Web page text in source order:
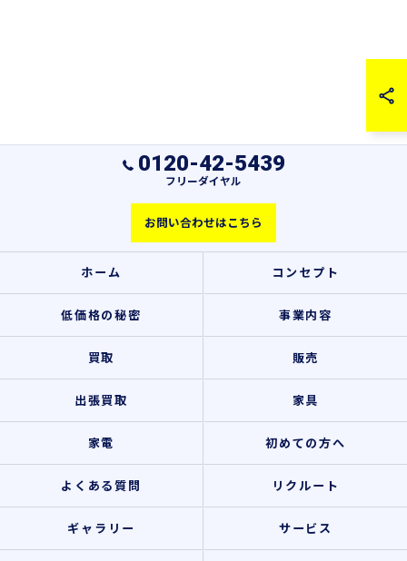
0120-42-5439
フリーダイヤル
お問い合わせはこちら
ホーム コンセプト
低価格の秘密 事業内容
買取 販売
出張買取 家具
家電 初めての方へ
よくある質問 リクルート
ギャラリー サービス